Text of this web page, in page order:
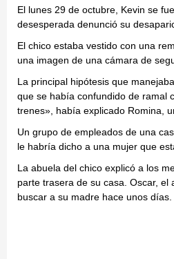
El lunes 29 de octubre, Kevin se
desesperada denunció su
El chico estaba vestido con una
una imagen de una cámara de
La principal hipótesis que
que se había confundido de ramal
trenes», había explicado Romina,
Un grupo de empleados de una
le habría dicho a una mujer que
La abuela del chico explicó a los
parte trasera de su casa. Oscar,
buscar a su madre hace unos días.